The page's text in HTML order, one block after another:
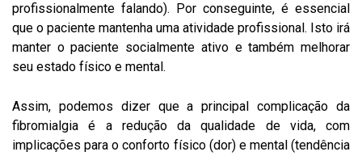
profissionalmente falando). Por conseguinte, é essencial
que o paciente mantenha uma atividade profissional. Isto irá
manter o paciente socialmente ativo e também melhorar
seu estado físico e mental.
Assim, podemos dizer que a principal complicação da
fibromialgia é a redução da qualidade de vida, com
implicações para o conforto físico (dor) e mental (tendência